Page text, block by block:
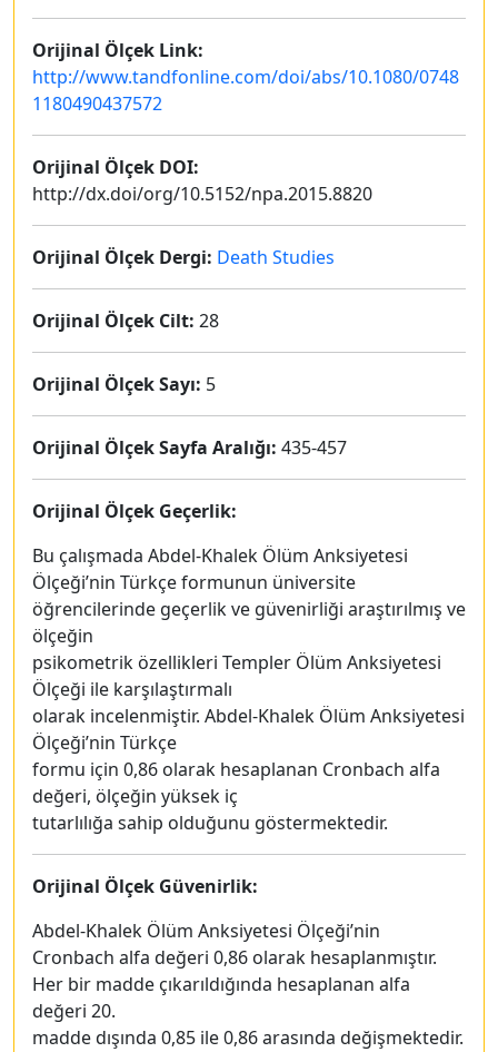
Orijinal Ölçek Link:
http://www.tandfonline.com/doi/abs/10.1080/0748
1180490437572
Orijinal Ölçek DOI:
http://dx.doi/org/10.5152/npa.2015.8820
Orijinal Ölçek Dergi: Death Studies
Orijinal Ölçek Cilt: 28
Orijinal Ölçek Sayı: 5
Orijinal Ölçek Sayfa Aralığı: 435-457
Orijinal Ölçek Geçerlik:
Bu çalışmada Abdel-Khalek Ölüm Anksiyetesi
Ölçeği’nin Türkçe formunun üniversite
öğrencilerinde geçerlik ve güvenirliği araştırılmış ve
ölçeğin
psikometrik özellikleri Templer Ölüm Anksiyetesi
Ölçeği ile karşılaştırmalı
olarak incelenmiştir. Abdel-Khalek Ölüm Anksiyetesi
Ölçeği’nin Türkçe
formu için 0,86 olarak hesaplanan Cronbach alfa
değeri, ölçeğin yüksek iç
tutarlılığa sahip olduğunu göstermektedir.
Orijinal Ölçek Güvenirlik:
Abdel-Khalek Ölüm Anksiyetesi Ölçeği’nin
Cronbach alfa değeri 0,86 olarak hesaplanmıştır.
Her bir madde çıkarıldığında hesaplanan alfa
değeri 20.
madde dışında 0,85 ile 0,86 arasında değişmektedir.